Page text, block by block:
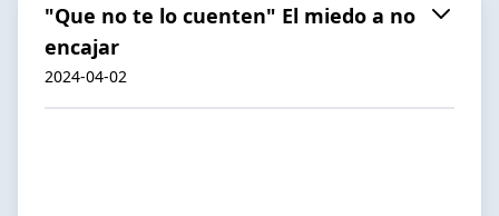
"Que no te lo cuenten" El miedo a no
encajar
2024-04-02